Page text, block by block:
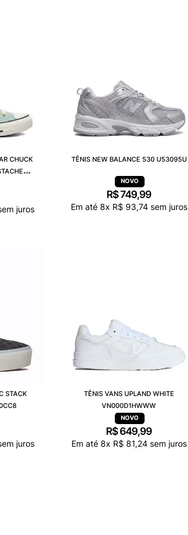
CHUCK
juros
TÊNIS NEW BALANCE 530 U53095U
R$749,99
Em até 8x R$ 93,74sem juros
STACK
juros
TÊNIS VANS UPLAND WHITE
VN000D1HWWW
R$649,99
Em até 8x R$ 81,24sem juros